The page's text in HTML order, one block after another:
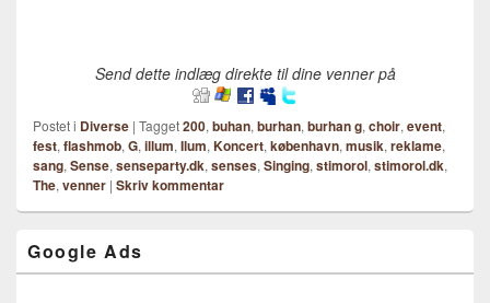
Send dette indlæg direkte til dine venner på
Postet i Diverse | Tagget200, buhan, burhan, burhan g, choir, event,
fest, flashmob, G, illum, Ilum, Koncert, københavn, musik, reklame,
sang, Sense, senseparty.dk, senses, Singing, stimorol, stimorol.dk,
The, venner | Skriv kommentar
Google Ads